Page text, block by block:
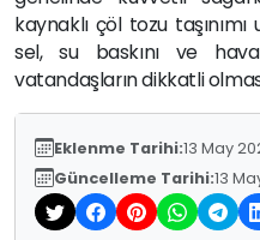
kaynaklı çöl tozu taşınımı
sel, su baskını ve
vatandaşların dikkatli
Eklenme Tarihi:13 May
Güncelleme Tarihi:13